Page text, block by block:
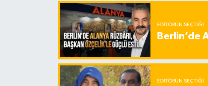
EDITÖRÜN SEÇTIĞI
Berlin’de
EDITÖRÜN SEÇTIĞI